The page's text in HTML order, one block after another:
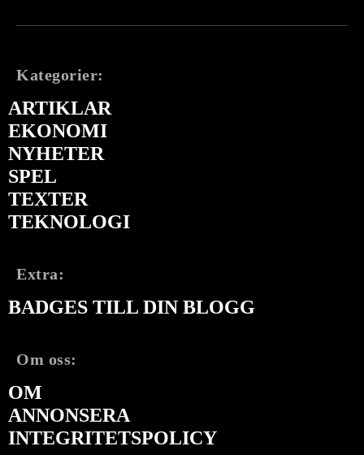
Kategorier:
ARTIKLAR
EKONOMI
NYHETER
SPEL
TEXTER
TEKNOLOGI
Extra:
BADGES TILL DIN BLOGG
Om oss:
OM
ANNONSERA
INTEGRITETSPOLICY